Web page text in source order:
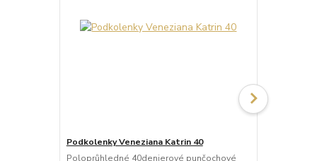
Podkolenky Veneziana Katrin 40
Poloprůhledné 40denierové punčochové